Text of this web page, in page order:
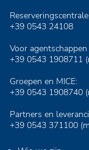
+39 0543 24108
Voor
+39 0543 1908711
Groepen en MICE:
+39 0543 1908740
Partners en
+39 0543 371100